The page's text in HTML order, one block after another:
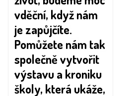
vděční, když nám
je zapůjčíte.
Pomůžete nám tak
společně vytvořit
výstavu a kroniku
školy, která ukáže,